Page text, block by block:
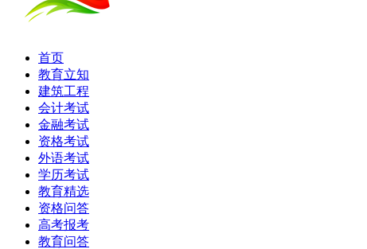
首页
教育立知
建筑工程
会计考试
金融考试
资格考试
外语考试
学历考试
教育精选
资格问答
高考报考
教育问答